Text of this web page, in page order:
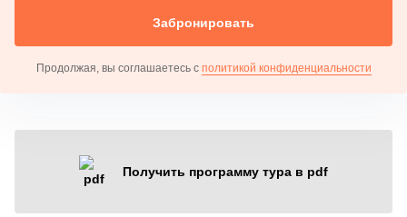
Забронировать
Продолжая, вы соглашаетесь с политикой конфиденциальности
Получить программу тура в pdf